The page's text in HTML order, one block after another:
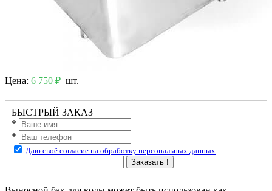
Цена: 6 750 ₽ шт.
БЫСТРЫЙ ЗАКАЗ
*
*
Даю своё согласие на обработку персональных данных
Заказать !